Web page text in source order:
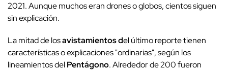
2021. Aunque muchos eran drones o globos, cientos siguen
sin explicación.
La mitad de losavistamientos del último reporte tienen
características o explicaciones "ordinarias", según los
lineamientos delPentágono. Alrededor de 200 fueron